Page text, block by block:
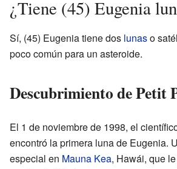
¿Tiene (45) Eugenia
Sí, (45) Eugenia tiene dos lunaso
poco común para un asteroide.
Descubrimiento de Petit
El 1 de noviembre de 1998, el
encontró la primera luna de Eugenia.
especial en Mauna Kea, Hawái, que